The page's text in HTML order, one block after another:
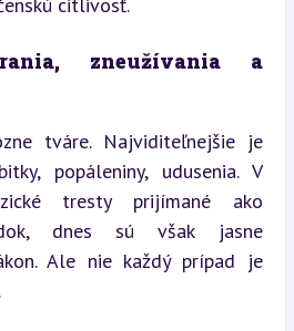
zneužívania a
tváre. Najviditeľnejšie je
popáleniny, udusenia. V
tresty prijímané ako
dnes sú však jasne
Ale nie každý prípad je